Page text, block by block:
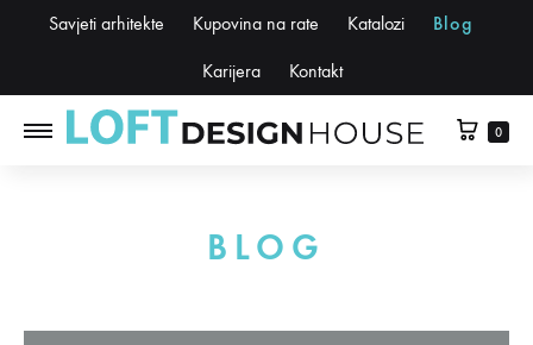
Savjeti arhitekte Kupovina na rate Katalozi Blog
Karijera Kontakt
0
BLOG